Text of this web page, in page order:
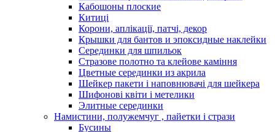
Кабошоны плоские
Китиці
Корони, аплікації, патчі, декор
Крышки для бантов и эпоксидные наклейки
Серединки для шпильок
Стразове полотно та клейове каміння
Цветные серединки из акрила
Шейкер пакети і наповнювачі для шейкера
Шифонові квіти і метелики
Элитные серединки
Намистини, полужемчуг , пайетки і стрази
Бусины